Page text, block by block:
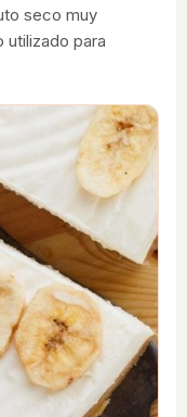
seco muy
utilizado para